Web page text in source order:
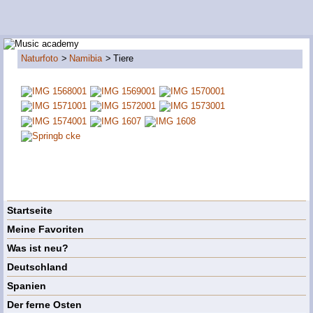
Naturfoto Namibia Tiere
Startseite
Meine Favoriten
Was ist neu?
Deutschland
Spanien
Der ferne Osten